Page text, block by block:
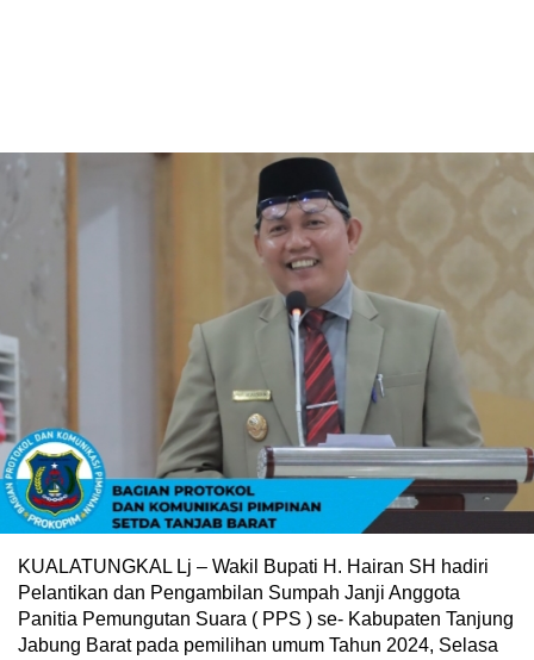
KUALATUNGKAL Lj – Wakil Bupati H. Hairan SH hadiri
Pelantikan dan Pengambilan Sumpah Janji Anggota
Panitia Pemungutan Suara ( PPS ) se- Kabupaten Tanjung
Jabung Barat pada pemilihan umum Tahun 2024, Selasa